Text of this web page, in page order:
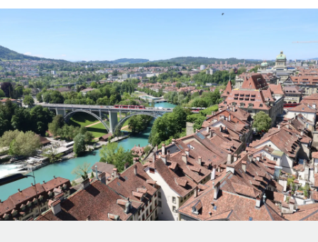
인프라
Remote 통합
HR을 워크플로에 매끄럽게 통합
플랫폼
팀을 위한 통합된 핵심 HR 기능
연결 새로운
스타트업
성장하는 기업을 위한 민첩한 글로벌 HR 및 급여 솔루션
중견기업
맞춤형 HR 솔루션으로 팀 확장
엔터프라이즈
대기업을 위한 글로벌 HR
REMOTE 파트너 되기
REMOTE와 함께 배우기
리서치 및 가이드
사례 연구
HR 용어집
체크리스트 및 템플릿
직무 설명 라이브러리
Français
Deutsch
Español
Italiano
Português (Portugal)